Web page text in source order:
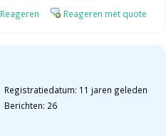
Reageren Reageren met quote
Registratiedatum: 11 jaren geleden
Berichten: 26